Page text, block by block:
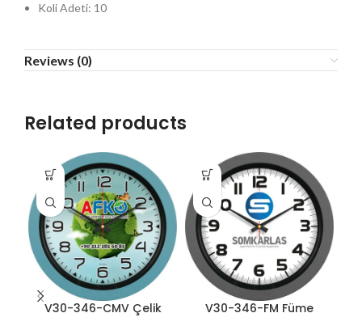
Koli Adeti: 10
Reviews (0)
Related products
V30-346-CMV Çelik
V30-346-FM Füme